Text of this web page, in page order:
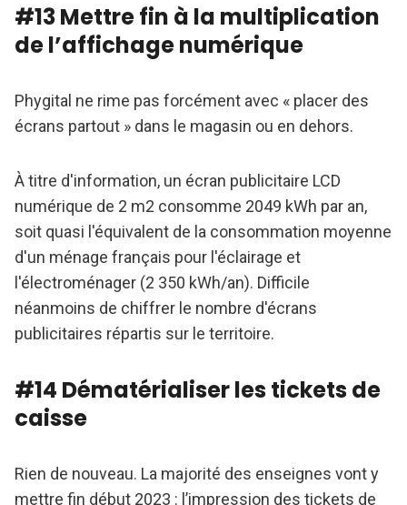
#13 Mettre fin à la multiplication
de l’affichage numérique
Phygital ne rime pas forcément avec « placer des
écrans partout » dans le magasin ou en dehors.
À titre d'information, un écran publicitaire LCD
numérique de 2 m2 consomme 2049 kWh par an,
soit quasi l'équivalent de la consommation moyenne
d'un ménage français pour l'éclairage et
l'électroménager (2 350 kWh/an). Difficile
néanmoins de chiffrer le nombre d'écrans
publicitaires répartis sur le territoire.
#14 Dématérialiser les tickets de
caisse
Rien de nouveau. La majorité des enseignes vont y
mettre fin début 2023 : l’impression des tickets de